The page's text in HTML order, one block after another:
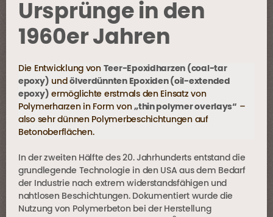
Ursprünge in den
1960er Jahren
Die Entwicklung von Teer-Epoxidharzen (coal-tar
epoxy) undölverdünnten Epoxiden (oil-extended
epoxy) ermöglichte erstmals den Einsatz von
Polymerharzen in Form von„thin polymer overlays“ –
also sehr dünnen Polymerbeschichtungen auf
Betonoberflächen.
In der zweiten Hälfte des 20. Jahrhunderts entstand die
grundlegende Technologie in den USA aus dem Bedarf
der Industrie nach extrem widerstandsfähigen und
nahtlosen Beschichtungen. Dokumentiert wurde die
Nutzung von Polymerbeton bei der Herstellung